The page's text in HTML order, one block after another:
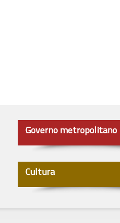
Governo metropolitano
Cultura